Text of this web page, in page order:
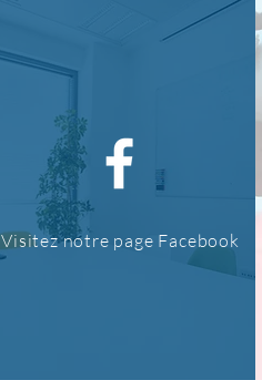
Visitez notre page Facebook